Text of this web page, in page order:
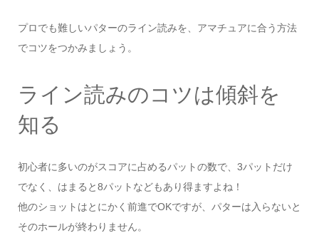
プロでも難しいパターのライン読みを、アマチュアに合う方法
でコツをつかみましょう。
ライン読みのコツは傾斜を
知る
初心者に多いのがスコアに占めるパットの数で、3パットだけ
でなく、はまると8パットなどもあり得ますよね！
他のショットはとにかく前進でOKですが、パターは入らないと
そのホールが終わりません。